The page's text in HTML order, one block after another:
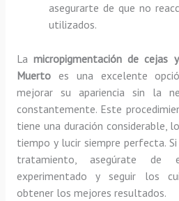
asegurarte de que no
utilizados.
Lamicropigmentación de cejas
Muertoes una excelente
mejorar su apariencia sin la
constantemente. Este
tiene una duración considerable,
tiempo y lucir siempre perfecta.
tratamiento, asegúrate de
experimentado y seguir los
obtener los mejores resultados.